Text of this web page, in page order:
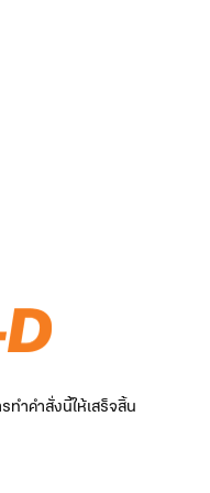
ำคำสั่งนี้ให้เสร็จสิ้น